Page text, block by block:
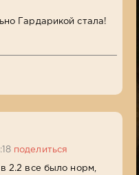
Гардарикой стала!
поделиться
2.2 все было норм,